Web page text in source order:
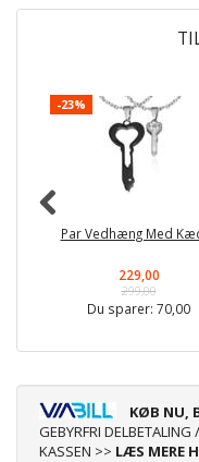
-23%
Par Vedhæng Med
229,00
299,00
Du sparer: 70,00
KØB NU,
GEBYRFRI
KASSEN >> LÆS MERE